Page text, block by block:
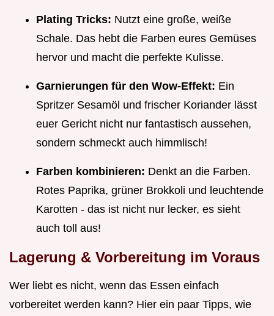
Plating Tricks: Nutzt eine große, weiße
Schale. Das hebt die Farben eures Gemüses
hervor und macht die perfekte Kulisse.
Garnierungen für den Wow-Effekt: Ein
Spritzer Sesamöl und frischer Koriander lässt
euer Gericht nicht nur fantastisch aussehen,
sondern schmeckt auch himmlisch!
Farben kombinieren: Denkt an die Farben.
Rotes Paprika, grüner Brokkoli und leuchtende
Karotten - das ist nicht nur lecker, es sieht
auch toll aus!
Lagerung & Vorbereitung im Voraus
Wer liebt es nicht, wenn das Essen einfach
vorbereitet werden kann? Hier ein paar Tipps, wie